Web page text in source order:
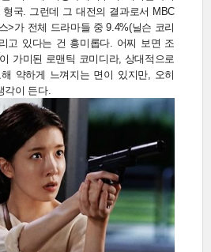
국. 그런데 그 대전의 결과로서 MBC
>가 전체 드라마들 중 9.4%(닐슨 코리
고 있다는 건 흥미롭다. 어찌 보면 조
가미된 로맨틱 코미디라, 상대적으로
약하게 느껴지는 면이 있지만, 오히
각이 든다.